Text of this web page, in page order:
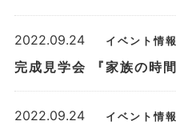
2022.09.24 イベント情報
2022.09.24 イベント情報